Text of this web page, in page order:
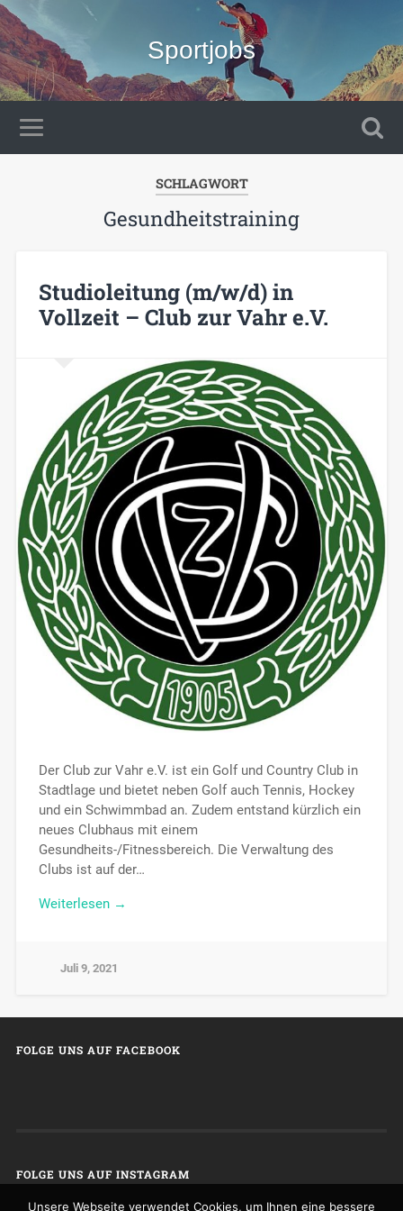
Sportjobs
SCHLAGWORT
Gesundheitstraining
Studioleitung (m/w/d) in
Vollzeit – Club zur Vahr e.V.
Der Club zur Vahr e.V. ist ein Golf und Country Club in
Stadtlage und bietet neben Golf auch Tennis, Hockey
und ein Schwimmbad an. Zudem entstand kürzlich ein
neues Clubhaus mit einem
Gesundheits-/Fitnessbereich. Die Verwaltung des
Clubs ist auf der…
Weiterlesen →
Juli 9, 2021
FOLGE UNS AUF FACEBOOK
FOLGE UNS AUF INSTAGRAM
Unsere Webseite verwendet Cookies, um Ihnen eine bessere